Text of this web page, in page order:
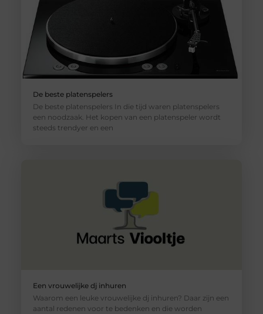
De beste platenspelers
De beste platenspelers In die tijd waren platenspelers
een noodzaak. Het kopen van een platenspeler wordt
steeds trendyer en een
Een vrouwelijke dj inhuren
Waarom een leuke vrouwelijke dj inhuren? Daar zijn een
aantal redenen voor te bedenken en die worden